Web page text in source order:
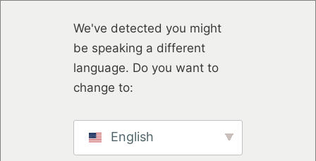
We've detected you might
be speaking a different
language. Do you want to
change to:
English